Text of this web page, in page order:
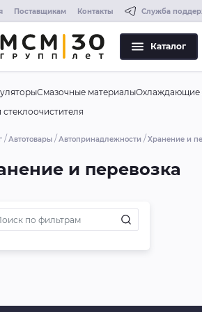
Поставщикам Контакты Служба
Каталог
Смазочные материалыОхлаждающие
Автотовары Автопринадлежности Хранение и
и перевозка